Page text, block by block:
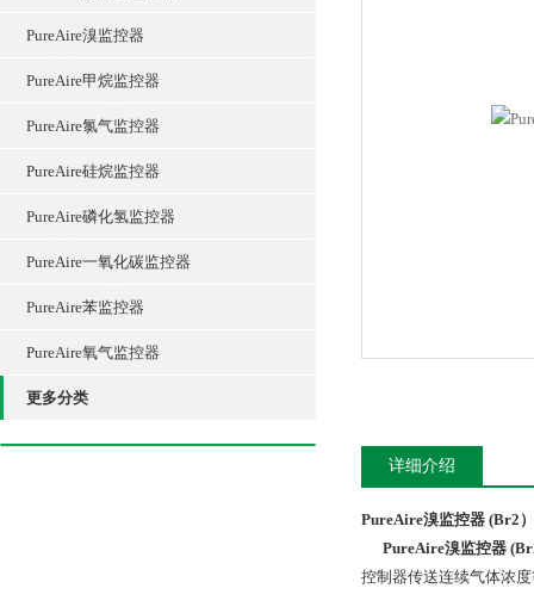
PureAire溴监控器
PureAire甲烷监控器
PureAire氯气监控器
PureAire硅烷监控器
PureAire磷化氢监控器
PureAire一氧化碳监控器
PureAire苯监控器
PureAire氧气监控器
更多分类
详细介绍
PureAire溴监控器 (Br2）
PureAire溴监控器
控制器传送连续气体浓